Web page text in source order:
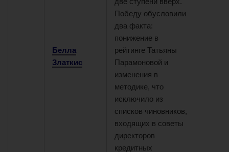
Белла
Златкис
Победу обусловили
два факта:
понижение в
рейтинге Татьяны
Парамоновой и
изменения в
методике, что
исключило из
списков чиновников,
входящих в советы
директоров
кредитных